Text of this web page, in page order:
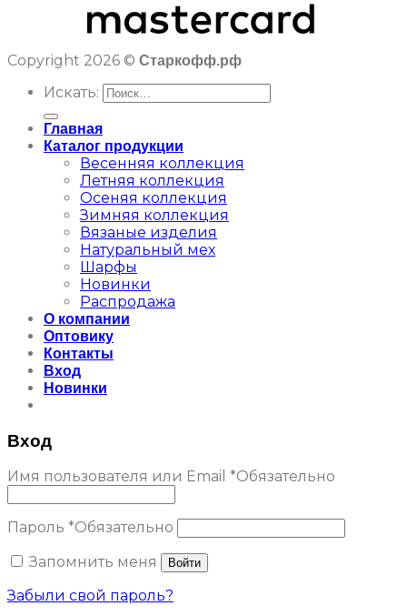
Copyright 2026 © Старкофф.рф
Искать:
Главная
Каталог продукции
Весенняя коллекция
Летняя коллекция
Осеняя коллекция
Зимняя коллекция
Вязаные изделия
Натуральный мех
Шарфы
Новинки
Распродажа
О компании
Оптовику
Контакты
Вход
Новинки
Вход
Имя пользователя или Email *Обязательно
Пароль *Обязательно
Запомнить меня
Войти
Забыли свой пароль?